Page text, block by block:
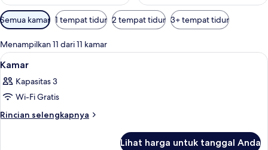
Filter
tersedia
untuk
kamar
Semua kamar 1 tempat tidur 2 tempat tidur 3+ tempat tidur
Menampilkan 11 dari 11 kamar
Lihat
semua
foto
untuk
Kamar
Seprai premium, busa memori,
10
Kamar
Kapasitas 3
Wi-Fi Gratis
Rincian selengkapnya
Rincian
Lihat harga untuk tanggal Anda